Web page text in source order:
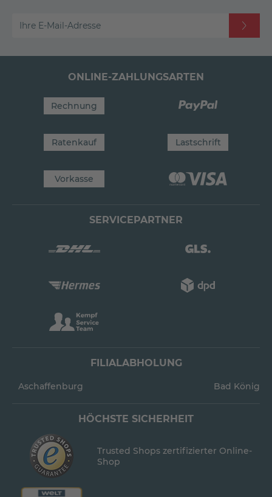
Ihre E-Mail-Adresse
ONLINE-ZAHLUNGSARTEN
Rechnung
Ratenkauf Lastschrift
Vorkasse
SERVICEPARTNER
FILIALABHOLUNG
Aschaffenburg Bad König
HÖCHSTE SICHERHEIT
Trusted Shops zertifizierter Online-
Shop